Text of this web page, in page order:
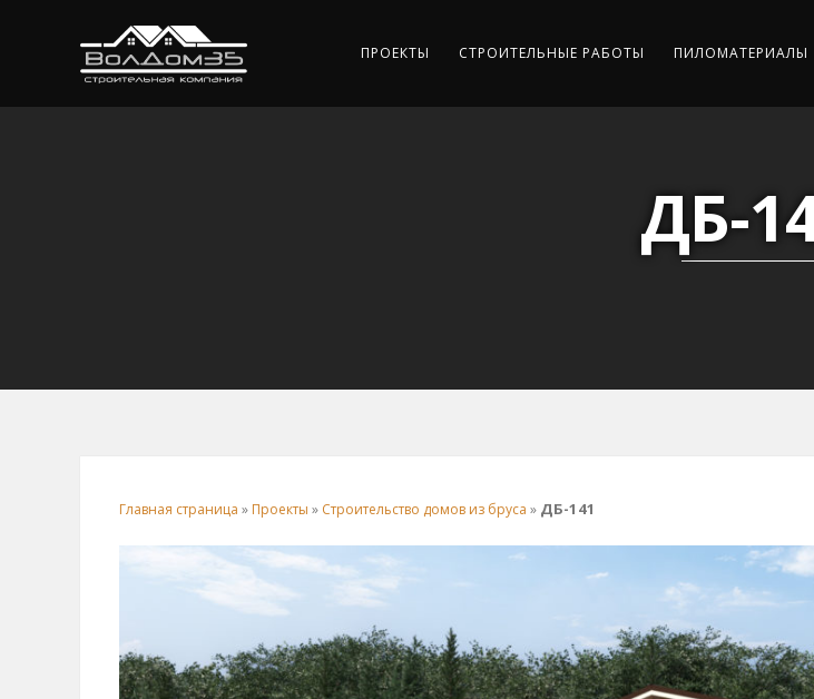
ПРОЕКТЫ СТРОИТЕЛЬНЫЕ РАБОТЫ ПИЛОМАТЕРИАЛЫ
ДБ-
Главная страница » Проекты » Строительство домов из бруса » ДБ-141